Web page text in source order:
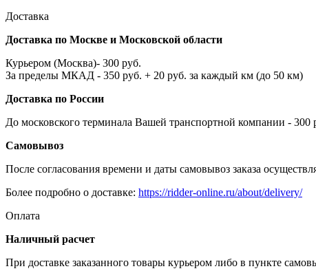
Доставка
Доставка по Москве и Московской области
Курьером (Москва)- 300 руб.
За пределы МКАД - 350 руб. + 20 руб. за каждый км (до 50 км)
Доставка по России
До московского терминала Вашей транспортной компании -
Самовывоз
После согласования времени и даты самовывоз заказа
Более подробно о доставке: https://ridder-online.ru/about/delivery/
Оплата
Наличный расчет
При доставке заказанного товары курьером либо в пункте